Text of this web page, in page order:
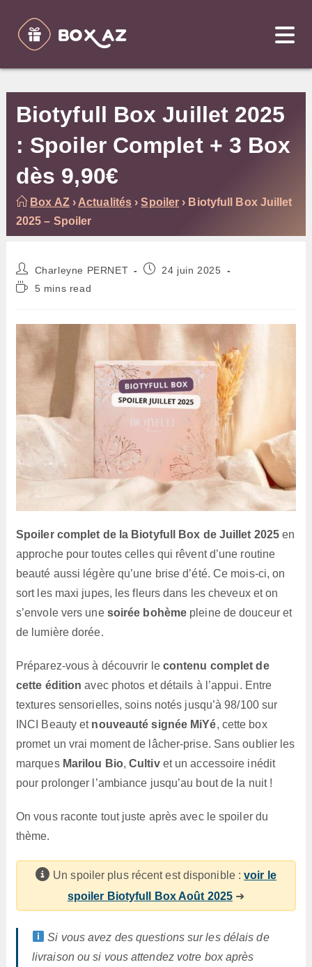
content
Biotyfull Box Juillet 2025
: Spoiler Complet + 3 Box
dès 9,90€
Box AZ› Actualités ›Spoiler › Biotyfull Box Juillet
2025 – Spoiler
Auteur/autrice
de
la
Charleyne PERNET
Publication
24 juin 2025
Temps5 mins read
Spoiler complet de la Biotyfull Box de Juillet 2025 en
approche pour toutes celles qui rêvent d’une routine
beauté aussi légère qu’une brise d’été. Ce mois-ci, on
sort les maxi jupes, les fleurs dans les cheveux et on
s’envole vers une soirée bohème pleine de douceur et
de lumière dorée.
Préparez-vous à découvrir le contenu complet de
cette édition avec photos et détails à l’appui. Entre
textures sensorielles, soins notés jusqu’à 98/100 sur
INCI Beauty et nouveauté signée MiYé, cette box
promet un vrai moment de lâcher-prise. Sans oublier les
marques Marilou Bio,Cultivet un accessoire inédit
pour prolonger l’ambiance jusqu’au bout de la nuit !
On vous raconte tout juste après avec le spoiler du
thème.
Un spoiler plus récent est disponible :voir le
spoiler Biotyfull Box Août 2025➜
Si vous avez des questions sur les délais de
livraison ou si vous attendez votre box après